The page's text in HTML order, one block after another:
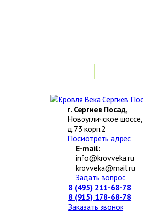
г. Сергиев Посад,
Новоугличское шоссе,
д.73 корп.2
Посмотреть адрес
E-mail:
info@krovveka.ru
krovveka@mail.ru
Задать вопрос
8 (495) 211-68-78
8 (915) 178-68-78
Заказать звонок